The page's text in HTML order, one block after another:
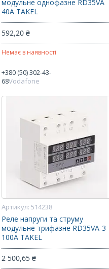
модульне однофазне RD35VA
40А TAKEL
592,20 ₴
Немає в наявності
+380 (50) 302-43-
68Vodafone
514238
Реле напруги та струму
модульне трифазне RD35VA-3
100А TAKEL
2 500,65 ₴